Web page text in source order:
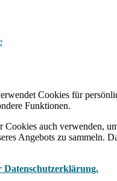
Cookies für
Funktionen.
Cookies auch verwenden,
Angebots zu sammeln.
Datenschutzerklärung.